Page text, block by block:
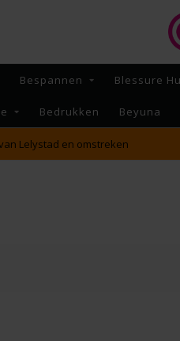
Bespannen Blessure
Bedrukken Beyuna
Lelystad en omstreken